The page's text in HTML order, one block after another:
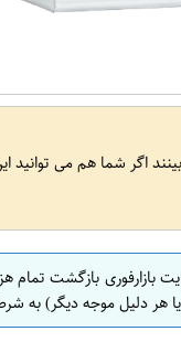
اگر شما هم می توانید
بازارفوری بازگشت
هر دلیل موجه دیگر) به